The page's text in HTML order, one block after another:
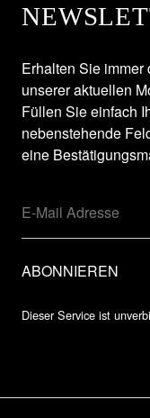
Erhalten Sie immer
unserer aktuellen
Füllen Sie einfach
nebenstehende
eine
Dieser Service ist